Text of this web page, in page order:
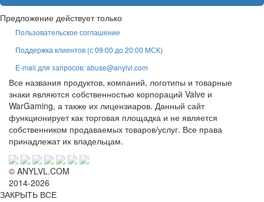
Предложение действует только
Пользовательское соглашение
Поддержка клиентов (с 09:00 до 20:00 МСК)
E-mail для запросов: abuse@anylvl.com
Все названия продуктов, компаний, логотипы и товарные
знаки являются собственностью корпораций Valve и
WarGaming, а также их лицензиаров. Данный сайт
функционирует как торговая площадка и не является
собственником продаваемых товаров/услуг. Все права
принадлежат их владельцам.
© ANYLVL.COM
2014-2026
ЗАКРЫТЬ ВСЕ